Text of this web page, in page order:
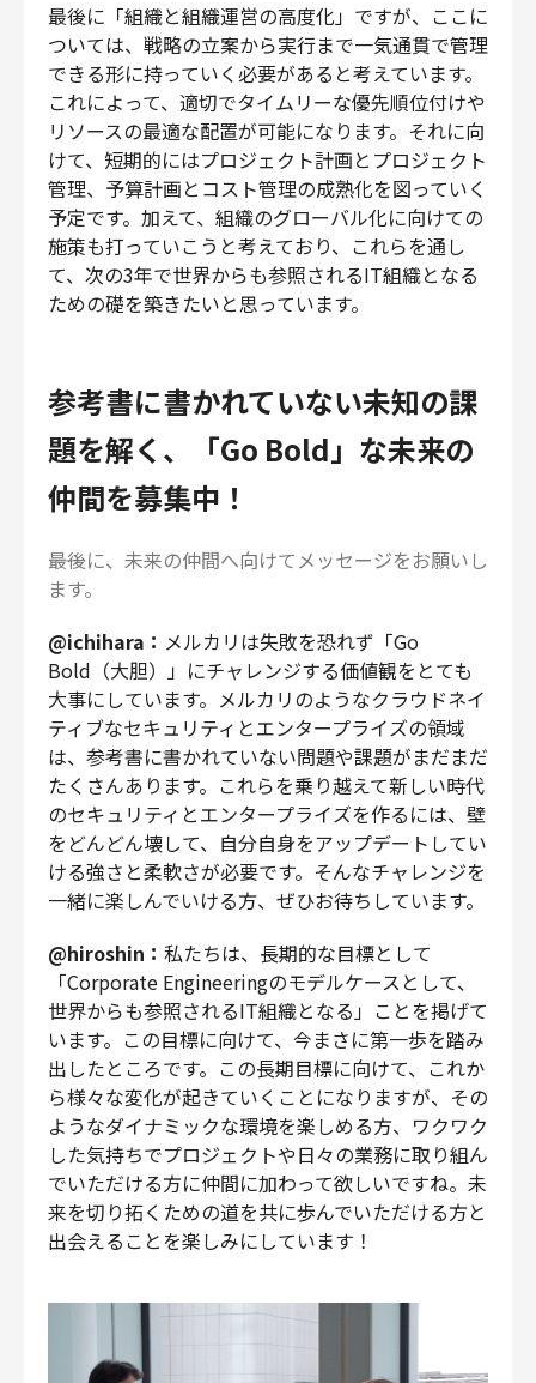
最後に「組織と組織運営の高度化」ですが、ここに
ついては、戦略の立案から実行まで一気通貫で管理
できる形に持っていく必要があると考えています。
これによって、適切でタイムリーな優先順位付けや
リソースの最適な配置が可能になります。それに向
けて、短期的にはプロジェクト計画とプロジェクト
管理、予算計画とコスト管理の成熟化を図っていく
予定です。加えて、組織のグローバル化に向けての
施策も打っていこうと考えており、これらを通し
て、次の3年で世界からも参照されるIT組織となる
ための礎を築きたいと思っています。
参考書に書かれていない未知の課
題を解く、「Go Bold」な未来の
仲間を募集中！
――最後に、未来の仲間へ向けてメッセージをお願いし
ます。
@ichihara： メルカリは失敗を恐れず「Go
Bold（大胆）」にチャレンジする価値観をとても
大事にしています。メルカリのようなクラウドネイ
ティブなセキュリティとエンタープライズの領域
は、参考書に書かれていない問題や課題がまだまだ
たくさんあります。これらを乗り越えて新しい時代
のセキュリティとエンタープライズを作るには、壁
をどんどん壊して、自分自身をアップデートしてい
ける強さと柔軟さが必要です。そんなチャレンジを
一緒に楽しんでいける方、ぜひお待ちしています。
@hiroshin： 私たちは、長期的な目標として
「Corporate Engineeringのモデルケースとして、
世界からも参照されるIT組織となる」ことを掲げて
います。この目標に向けて、今まさに第一歩を踏み
出したところです。この長期目標に向けて、これか
ら様々な変化が起きていくことになりますが、その
ようなダイナミックな環境を楽しめる方、ワクワク
した気持ちでプロジェクトや日々の業務に取り組ん
でいただける方に仲間に加わって欲しいですね。未
来を切り拓くための道を共に歩んでいただける方と
出会えることを楽しみにしています！